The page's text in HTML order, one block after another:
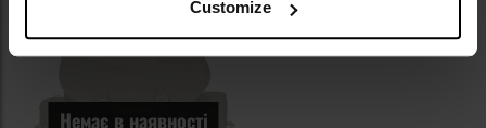
Customize
Немає в наявності
до
списку
уподобань